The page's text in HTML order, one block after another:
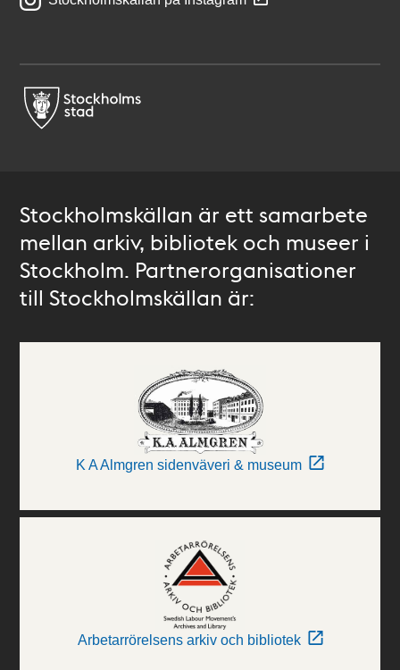
Stockholmskällan är ett samarbete
mellan arkiv, bibliotek och museer i
Stockholm. Partnerorganisationer
till Stockholmskällan är:
K A Almgren sidenväveri & museum
Arbetarrörelsens arkiv och bibliotek